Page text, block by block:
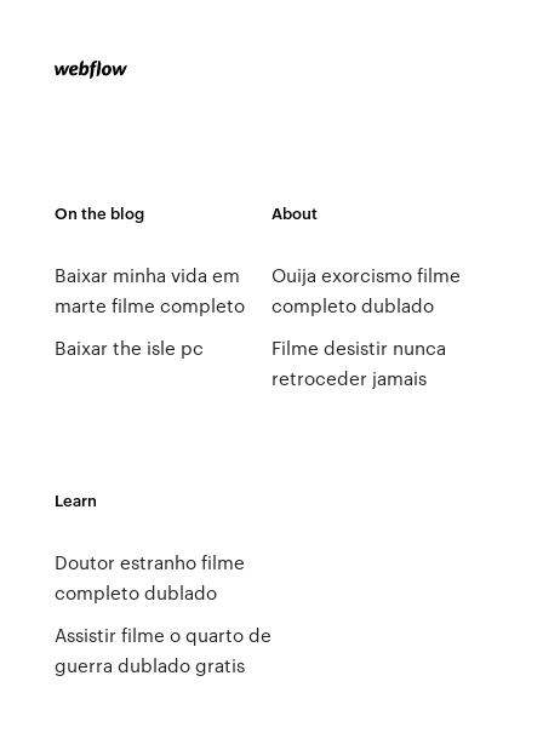
On the blog
Baixar minha vida em
marte filme completo
Baixar the isle pc
About
Ouija exorcismo filme
completo dublado
Filme desistir nunca
retroceder jamais
Learn
Doutor estranho filme
completo dublado
Assistir filme o quarto de
guerra dublado gratis